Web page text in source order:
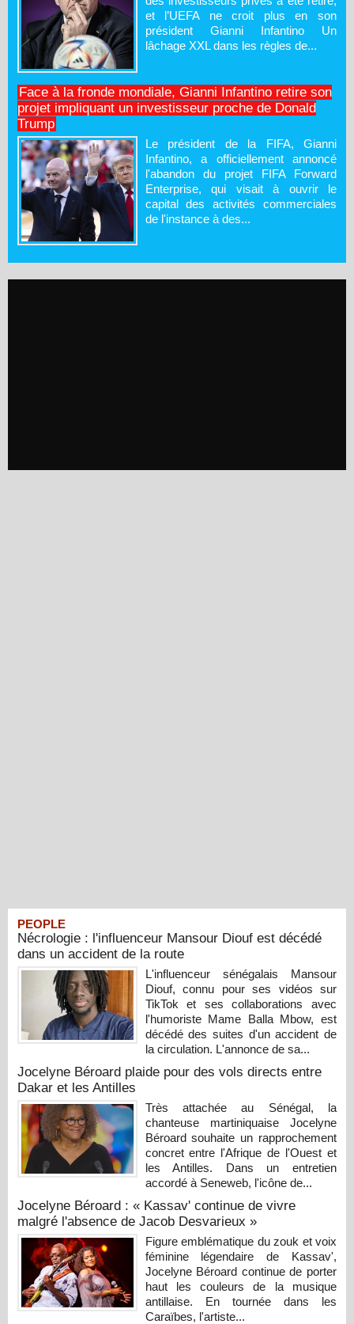
et l’UEFA ne croit plus en son
président Gianni Infantino Un
lâchage XXL dans les règles de...
Face à la fronde mondiale, Gianni Infantino retire son
projet impliquant un investisseur proche de Donald
Trump
Le président de la FIFA, Gianni
Infantino, a officiellement annoncé
l'abandon du projet FIFA Forward
Enterprise, qui visait à ouvrir le
capital des activités commerciales
de l'instance à des...
PEOPLE
Nécrologie : l'influenceur Mansour Diouf est décédé
dans un accident de la route
L'influenceur sénégalais Mansour
Diouf, connu pour ses vidéos sur
TikTok et ses collaborations avec
l'humoriste Mame Balla Mbow, est
décédé des suites d'un accident de
la circulation. L'annonce de sa...
Jocelyne Béroard plaide pour des vols directs entre
Dakar et les Antilles
Très attachée au Sénégal, la
chanteuse martiniquaise Jocelyne
Béroard souhaite un rapprochement
concret entre l'Afrique de l'Ouest et
les Antilles. Dans un entretien
accordé à Seneweb, l'icône de...
Jocelyne Béroard : « Kassav' continue de vivre
malgré l'absence de Jacob Desvarieux »
Figure emblématique du zouk et voix
féminine légendaire de Kassav',
Jocelyne Béroard continue de porter
haut les couleurs de la musique
antillaise. En tournée dans les
Caraïbes, l'artiste...